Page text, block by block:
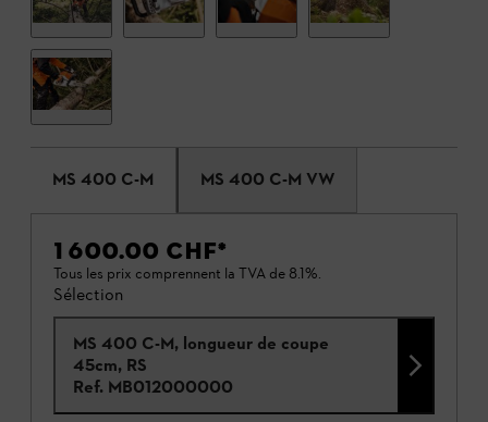
MS 400 C-M MS 400 C-M VW
1 600.00 CHF*
Tous les prix comprennent la TVA de 8.1%.
Sélection
MS 400 C-M, longueur de coupe
45cm, RS
Ref. MB012000000